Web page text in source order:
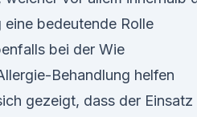
bedeutende Rolle
bei der Wie
Behandlung helfen
gezeigt, dass der Einsatz